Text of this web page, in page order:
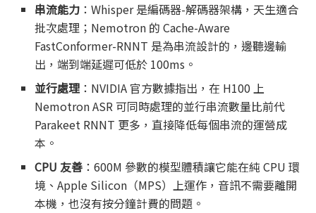
串流能力 ：Whisper 是編碼器-解碼器架構，天生適合
批次處理；Nemotron 的 Cache-Aware
FastConformer-RNNT 是為串流設計的，邊聽邊輸
出，端到端延遲可低於 100ms。
並行處理 ：NVIDIA 官方數據指出，在 H100 上
Nemotron ASR 可同時處理的並行串流數量比前代
Parakeet RNNT 更多，直接降低每個串流的運營成
本。
CPU 友善 ：600M 參數的模型體積讓它能在純 CPU 環
境、Apple Silicon（MPS）上運作，音訊不需要離開
本機，也沒有按分鐘計費的問題。